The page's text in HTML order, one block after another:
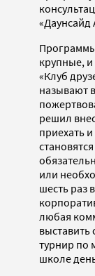
«Даунсайд
крупные,
«Клуб
называют
решил
приехать
или
шесть раз
любая
турнир по
школе